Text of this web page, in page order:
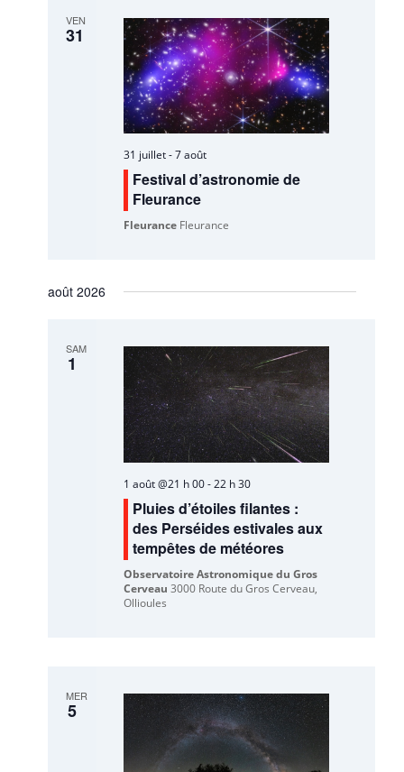
VEN
31
31 juillet-7 août
Festival d’astronomie de
Fleurance
Fleurance Fleurance
août 2026
SAM
1
1 août @21 h 00-22 h 30
Pluies d’étoiles filantes :
des Perséides estivales aux
tempêtes de météores
Observatoire Astronomique du Gros
Cerveau3000 Route du Gros Cerveau,
Ollioules
MER
5